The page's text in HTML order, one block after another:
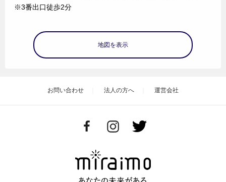
※3番出口徒歩2分
地図を表示
お問い合わせ 法人の方へ 運営会社